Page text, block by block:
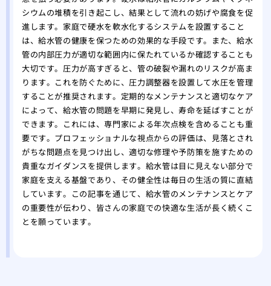
シウムの堆積を引き起こし、結果として流れの妨げや腐食を促
進します。家庭で硬水を軟水化するシステムを設置すること
は、給水管の健康を保つための効果的な手段です。また、給水
管の内部圧力が適切な範囲内に保たれているか確認することも
大切です。圧力が高すぎると、管の破裂や漏れのリスクが高ま
ります。これを防ぐために、圧力調整器を設置して水圧を管理
することが推奨されます。定期的なメンテナンスと適切なケア
によって、給水管の問題を早期に発見し、寿命を延ばすことが
できます。これには、専門家による年次点検を含めることも重
要です。プロフェッショナルな視点からの評価は、見落とされ
がちな問題点を見つけ出し、適切な修理や予防策を施すための
貴重なガイダンスを提供します。給水管は目に見えない部分で
家庭を支える基盤であり、その健全性は毎日の生活の質に直結
しています。この記事を通じて、給水管のメンテナンスとケア
の重要性が伝わり、皆さんの家庭での快適な生活が長く続くこ
とを願っています。